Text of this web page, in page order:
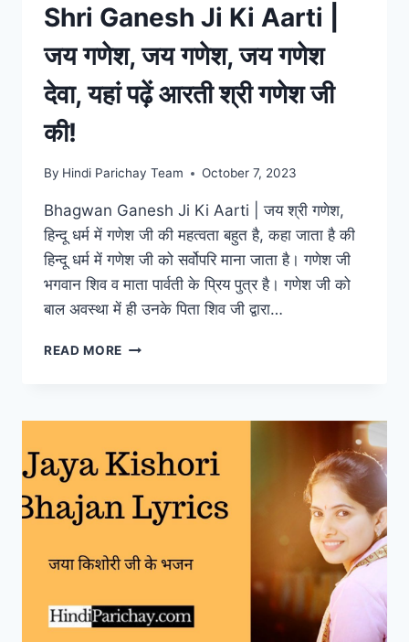
Shri Ganesh Ji Ki Aarti |
जय गणेश, जय गणेश, जय गणेश
देवा, यहां पढ़ें आरती श्री गणेश जी
की!
By Hindi Parichay Team October 7, 2023
Bhagwan Ganesh Ji Ki Aarti | जय श्री गणेश,
हिन्दू धर्म में गणेश जी की महत्वता बहुत है, कहा जाता है की
हिन्दू धर्म में गणेश जी को सर्वोपरि माना जाता है। गणेश जी
भगवान शिव व माता पार्वती के प्रिय पुत्र है। गणेश जी को
बाल अवस्था में ही उनके पिता शिव जी द्वारा…
READ MORE SHRI
AARTI
जय
गणेश,
जय
गणेश,
गणेश
पढ़ें